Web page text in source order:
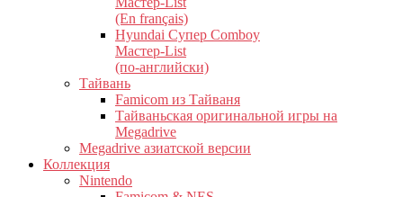
(En français)
Hyundai Супер Comboy
Мастер-List
(по-английски)
Тайвань
Famicom из Тайваня
Тайваньская оригинальной игры на
Megadrive
Megadrive азиатской версии
Коллекция
Nintendo